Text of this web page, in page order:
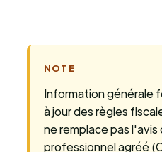
NOTE
Information générale
à jour des règles
ne remplace pas
professionnel agréé